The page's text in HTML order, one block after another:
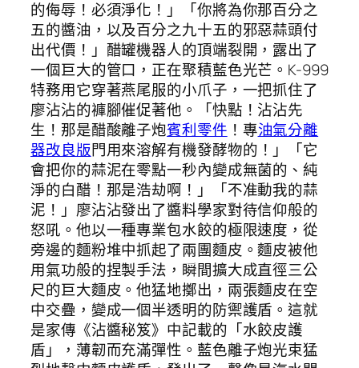
的侮辱！必須淨化！」「你將為你那百分之
五的醬油，以及百分之九十五的邪惡蒜頭付
出代價！」醋罐機器人的頂端裂開，露出了
一個巨大的管口，正在聚積藍色光芒。K-999
特務用它穿著燕尾服的小爪子，一把抓住了
廖沾沾的褲腳催促著他。「快點！沾沾先
生！那是醋酸離子炮賓利零件 ！專油氣分離
器改良版門用來溶解有機發酵物的！」「它
會把你的蒜泥在零點一秒內變成無菌的、純
淨的白醋！那是浩劫啊！」「不准動我的蒜
泥！」廖沾沾發出了醬料學家對待信仰般的
怒吼。他以一種專業包水餃的極限速度，從
旁邊的麵粉堆中抓起了兩團麵皮。麵皮被他
用氣功般的捏製手法，瞬間擴大成直徑三公
尺的巨大麵皮。他猛地擲出，兩張麵皮在空
中交疊，變成一個半透明的防禦護盾。這就
是家傳《沾醬秘笈》中記載的「水餃皮護
盾」，薄韌而充滿彈性。藍色離子炮光束猛